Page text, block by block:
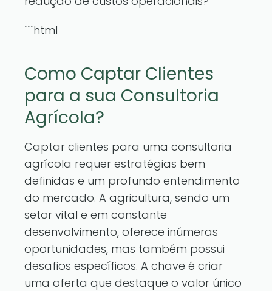
```html
Como Captar Clientes
para a sua Consultoria
Agrícola?
Captar clientes para uma consultoria
agrícola requer estratégias bem
definidas e um profundo entendimento
do mercado. A agricultura, sendo um
setor vital e em constante
desenvolvimento, oferece inúmeras
oportunidades, mas também possui
desafios específicos. A chave é criar
uma oferta que destaque o valor único